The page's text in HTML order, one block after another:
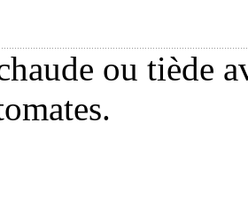
ou tiède